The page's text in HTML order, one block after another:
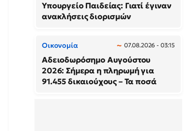
Υπουργείο Παιδείας: Γιατί έγιναν
ανακλήσεις διορισμών
Οικονομία 07.08.2026 - 03:15
Αδειοδωρόσημο Αυγούστου
2026: Σήμερα η πληρωμή για
91.455 δικαιούχους – Τα ποσά